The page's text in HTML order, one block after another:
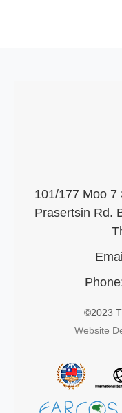
101/177 Moo 7
Prasertsin Rd.
©2023
Website